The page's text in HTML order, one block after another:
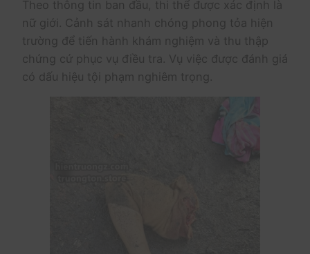
Theo thông tin ban đầu, thi thể được xác định là
nữ giới. Cảnh sát nhanh chóng phong tỏa hiện
trường để tiến hành khám nghiệm và thu thập
chứng cứ phục vụ điều tra. Vụ việc được đánh giá
có dấu hiệu tội phạm nghiêm trọng.